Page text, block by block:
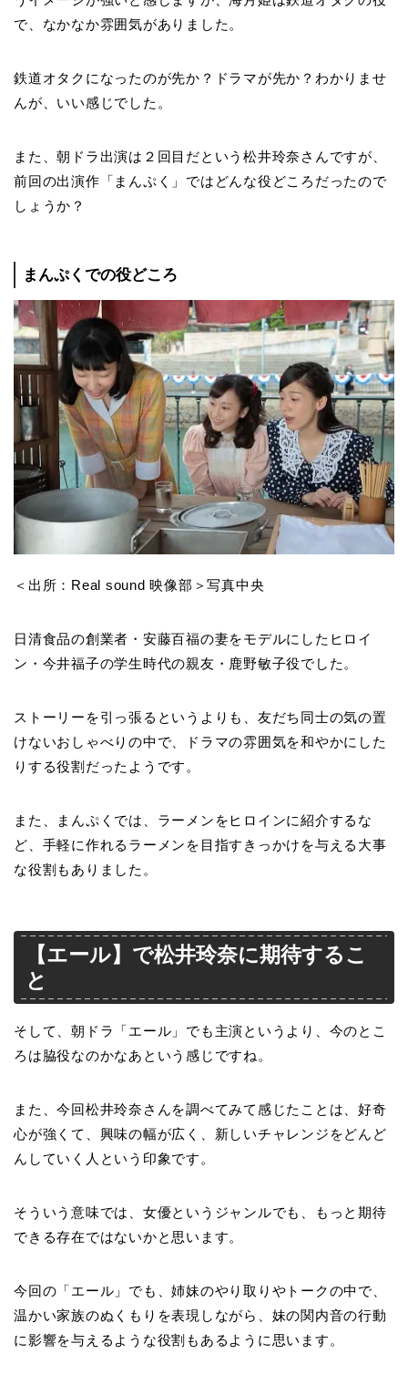
で、なかなか雰囲気がありました。
鉄道オタクになったのが先か？ドラマが先か？わかりませ
んが、いい感じでした。
また、朝ドラ出演は２回目だという松井玲奈さんですが、
前回の出演作「まんぷく」ではどんな役どころだったので
しょうか？
まんぷくでの役どころ
＜出所：Real sound 映像部＞写真中央
日清食品の創業者・安藤百福の妻をモデルにしたヒロイ
ン・今井福子の学生時代の親友・鹿野敏子役でした。
ストーリーを引っ張るというよりも、友だち同士の気の置
けないおしゃべりの中で、ドラマの雰囲気を和やかにした
りする役割だったようです。
また、まんぷくでは、ラーメンをヒロインに紹介するな
ど、手軽に作れるラーメンを目指すきっかけを与える大事
な役割もありました。
【エール】で松井玲奈に期待するこ
と
そして、朝ドラ「エール」でも主演というより、今のとこ
ろは脇役なのかなあという感じですね。
また、今回松井玲奈さんを調べてみて感じたことは、好奇
心が強くて、興味の幅が広く、新しいチャレンジをどんど
んしていく人という印象です。
そういう意味では、女優というジャンルでも、もっと期待
できる存在ではないかと思います。
今回の「エール」でも、姉妹のやり取りやトークの中で、
温かい家族のぬくもりを表現しながら、妹の関内音の行動
に影響を与えるような役割もあるように思います。